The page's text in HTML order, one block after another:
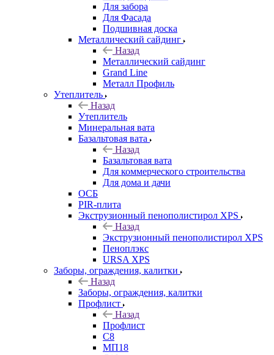
Для забора
Для Фасада
Подшивная доска
Металлический сайдинг
Назад
Металлический сайдинг
Grand Line
Металл Профиль
Утеплитель
Назад
Утеплитель
Минеральная вата
Базальтовая вата
Назад
Базальтовая вата
Для коммерческого строительства
Для дома и дачи
ОСБ
PIR-плита
Экструзионный пенополистирол XPS
Назад
Экструзионный пенополистирол XPS
Пеноплэкс
URSA XPS
Заборы, ограждения, калитки
Назад
Заборы, ограждения, калитки
Профлист
Назад
Профлист
С8
МП18